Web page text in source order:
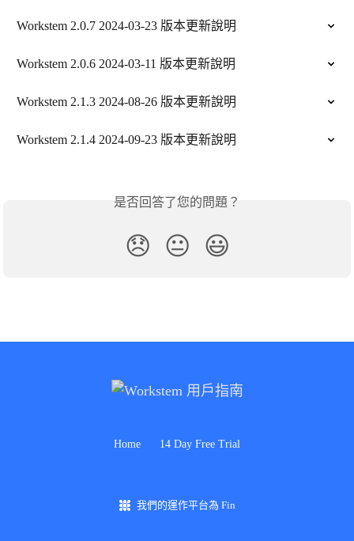
Workstem 2.0.7 2024-03-23 版本更新說明
Workstem 2.0.6 2024-03-11 版本更新說明
Workstem 2.1.3 2024-08-26 版本更新說明
Workstem 2.1.4 2024-09-23 版本更新說明
是否回答了您的問題？
😞 😐 😃
Home 14 Day Free Trial
我們的運作平台為 Fin